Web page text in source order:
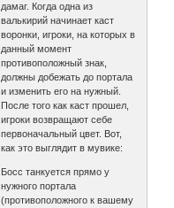
дамаг. Когда одна из
валькирий начинает каст
воронки, игроки, на которых в
данный момент
противоположный знак,
должны добежать до портала
и изменить его на нужный.
После того как каст прошел,
игроки возвращают себе
первоначальный цвет. Вот,
как это выглядит в мувике:
Босс танкуется прямо у
нужного портала
(противоположного к вашему